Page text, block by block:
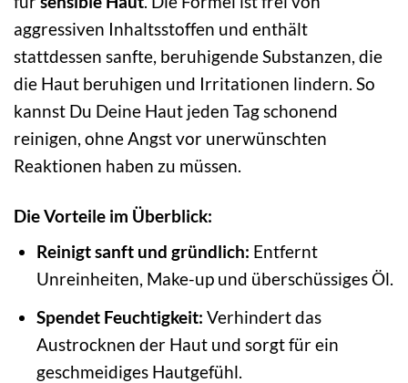
aggressiven Inhaltsstoffen und enthält
stattdessen sanfte, beruhigende Substanzen, die
die Haut beruhigen und Irritationen lindern. So
kannst Du Deine Haut jeden Tag schonend
reinigen, ohne Angst vor unerwünschten
Reaktionen haben zu müssen.
Die Vorteile im Überblick:
Reinigt sanft und gründlich: Entfernt
Unreinheiten, Make-up und überschüssiges Öl.
Spendet Feuchtigkeit: Verhindert das
Austrocknen der Haut und sorgt für ein
geschmeidiges Hautgefühl.